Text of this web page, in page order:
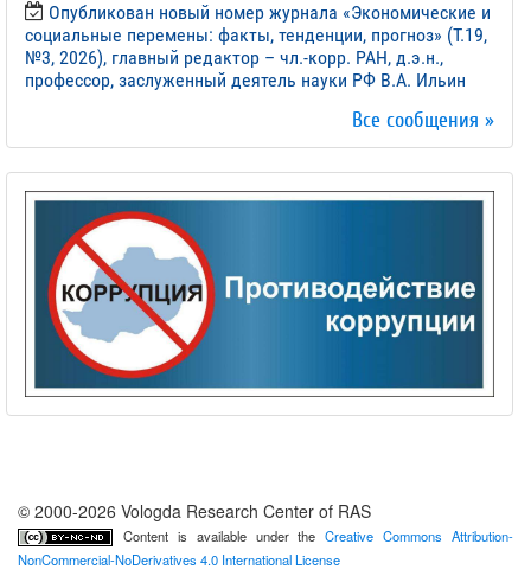
Опубликован новый номер журнала «Экономические и
социальные перемены: факты, тенденции, прогноз» (Т.19,
№3, 2026), главный редактор – чл.-корр. РАН, д.э.н.,
профессор, заслуженный деятель науки РФ В.А. Ильин
Все сообщения »
© 2000-2026 Vologda Research Center of RAS
Content is available under theCreative Commons Attribution-
NonCommercial-NoDerivatives 4.0 International License